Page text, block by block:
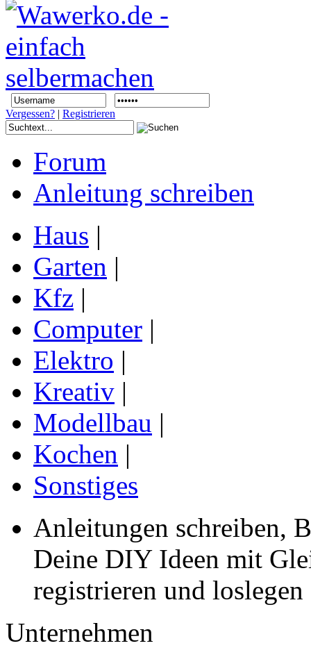
Vergessen? | Registrieren
Forum
Anleitung schreiben
Haus |
Garten |
Kfz |
Computer |
Elektro |
Kreativ |
Modellbau |
Kochen |
Sonstiges
Anleitungen schreiben,
Deine DIY Ideen mit
registrieren und loslegen
Unternehmen